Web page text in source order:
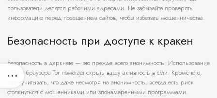
пользователи делятся рабочими адресами. Не забывайте проверять
информацию перед посещением сайтов, чтобы избежать мошенничества.
Безопасность при доступе к кракен
Безопасность в даркнете — это прежде всего анонимность. Использование
VPN и браузера Tor помогает скрыть вашу активность в сети. Кроме того,
стоит учитывать, что даже несмотря на анонимность, всегда есть риск
столкнуться с мошенниками или злонамеренными программами.